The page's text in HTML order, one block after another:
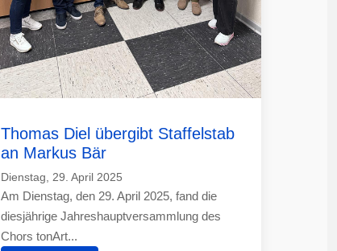
Thomas Diel übergibt Staffelstab
an Markus Bär
Dienstag, 29. April 2025
Am Dienstag, den 29. April 2025, fand die
diesjährige Jahreshauptversammlung des
Chors tonArt...